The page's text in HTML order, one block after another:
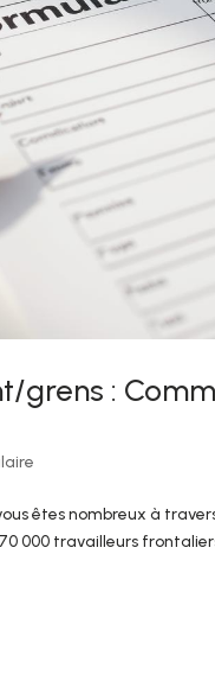
grens :
êtes nombreux à
000 travailleurs